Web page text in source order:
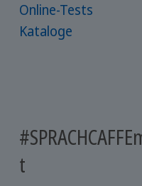
Online-Tests
Kataloge
t